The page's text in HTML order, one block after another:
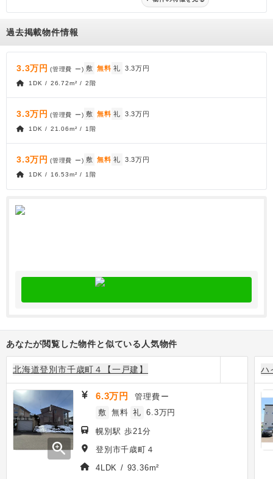
過去掲載物件情報
3.3万円 (管理費 ー) 敷 無料 礼 3.3万円
1DK / 26.72m² / 2階
3.3万円 (管理費 ー) 敷 無料 礼 3.3万円
1DK / 21.06m² / 1階
3.3万円 (管理費 ー) 敷 無料 礼 3.3万円
1DK / 16.53m² / 1階
あなたが閲覧した物件と似ている人気物件
北海道登別市千歳町４【一戸建】
zoom_in
6.3万円 管理費 ー
敷 無料 礼 6.3万円
幌別駅 歩21分
登別市千歳町４
4LDK / 93.36m²
ハ